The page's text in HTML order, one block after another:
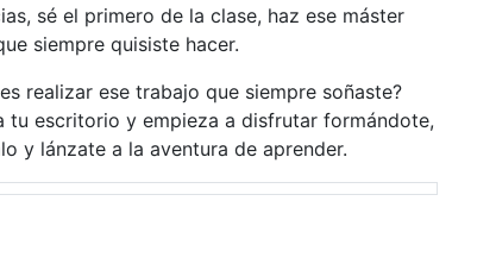
sé el primero de la clase, haz ese máster
siempre quisiste hacer.
realizar ese trabajo que siempre soñaste?
tu escritorio y empieza a disfrutar formándote,
y lánzate a la aventura de aprender.